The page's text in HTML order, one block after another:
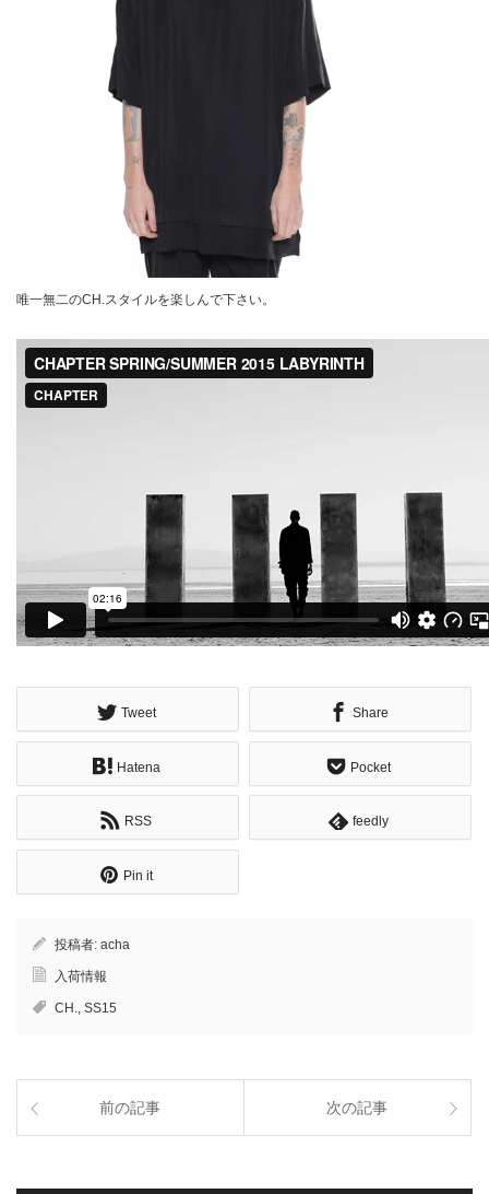
唯一無二のCH.スタイルを楽しんで下さい。
Tweet Share
Hatena Pocket
RSS feedly
Pin it
投稿者: acha
入荷情報
CH., SS15
前の記事 次の記事